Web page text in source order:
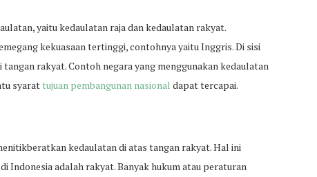
yaitu kedaulatan raja dan kedaulatan rakyat.
kekuasaan tertinggi, contohnya yaitu Inggris. Di sisi
rakyat. Contoh negara yang menggunakan kedaulatan
syarattujuan pembangunan nasional dapat tercapai.
kedaulatan di atas tangan rakyat. Hal ini
Indonesia adalah rakyat. Banyak hukum atau peraturan